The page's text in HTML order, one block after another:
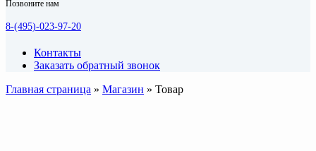
Позвоните нам
8-(495)-023-97-20
Контакты
Заказать обратный звонок
Главная страница » Магазин » Товар